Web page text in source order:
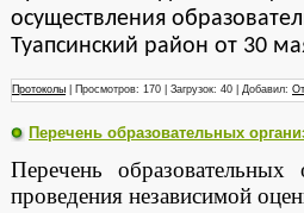
осуществления
Туапсинский район от 30
Протоколы | Просмотров: 170 | Загрузок: 40 | Добавил:
Перечень образовательных
Перечень образовательных
проведения независимой